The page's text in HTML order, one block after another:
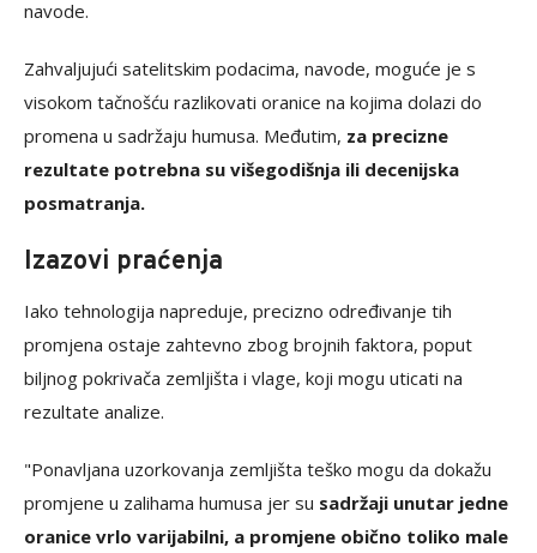
navode.
Zahvaljujući satelitskim podacima, navode, moguće je s
visokom tačnošću razlikovati oranice na kojima dolazi do
promena u sadržaju humusa. Međutim, za precizne
rezultate potrebna su višegodišnja ili decenijska
posmatranja.
Izazovi praćenja
Iako tehnologija napreduje, precizno određivanje tih
promjena ostaje zahtevno zbog brojnih faktora, poput
biljnog pokrivača zemljišta i vlage, koji mogu uticati na
rezultate analize.
"Ponavljana uzorkovanja zemljišta teško mogu da dokažu
promjene u zalihama humusa jer su sadržaji unutar jedne
oranice vrlo varijabilni, a promjene obično toliko male